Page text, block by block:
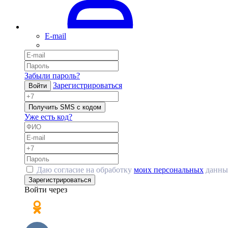
E-mail
Забыли пароль?
Войти Зарегистрироваться
Получить SMS с кодом
Уже есть код?
Даю согласие на обработку моих персональных
Зарегистрироваться
Войти через